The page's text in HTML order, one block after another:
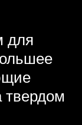
для